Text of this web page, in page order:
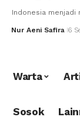
Indonesia menjadi
Nur Aeni Safira 6
Warta
Sosok